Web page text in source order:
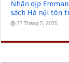
Nhân dịp
sách Hà nội tôn
22 Tháng 5, 2025